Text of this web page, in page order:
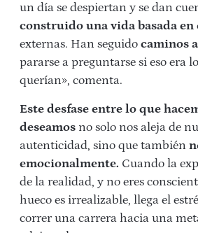
un día se despiertan y se dan
construido una vida basada en
externas. Han seguido caminos
pararse a preguntarse si eso era
querían», comenta.
Este desfase entre lo que
deseamos no solo nos aleja de
autenticidad, sino que también
emocionalmente. Cuando la
de la realidad, y no eres
hueco es irrealizable, llega el
correr una carrera hacia una